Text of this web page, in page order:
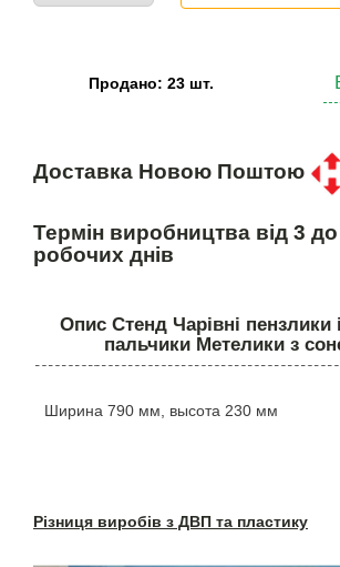
Продано: 23 шт.
Доставка Новою Поштою
Термін виробництва від 3
робочих днів
Опис Стенд Чарівні пензлики
пальчики Метелики з
Ширина 790 мм, высота 230 мм
Різниця виробів з ДВП та пластику